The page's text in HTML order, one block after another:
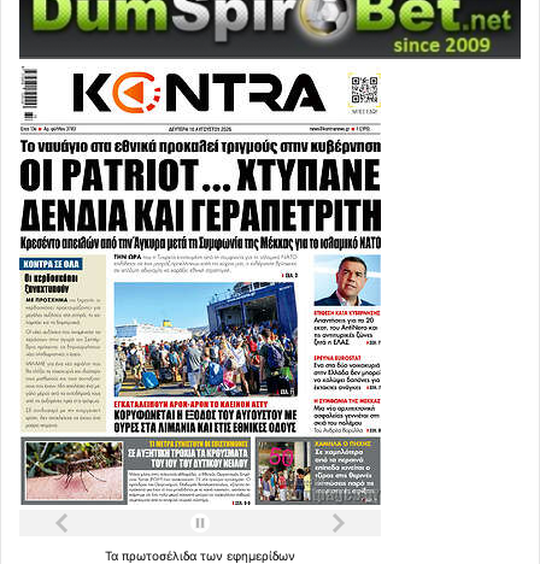
Τα πρωτοσέλιδα των εφημερίδων